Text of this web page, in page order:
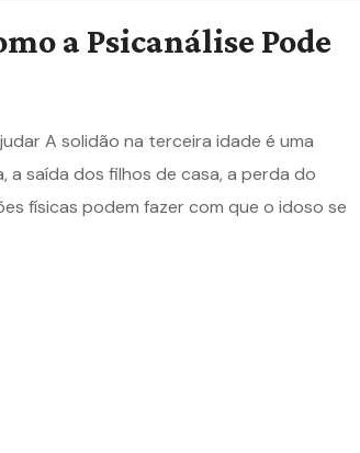
a Psicanálise Pode
A solidão na terceira idade é uma
saída dos filhos de casa, a perda do
físicas podem fazer com que o idoso se